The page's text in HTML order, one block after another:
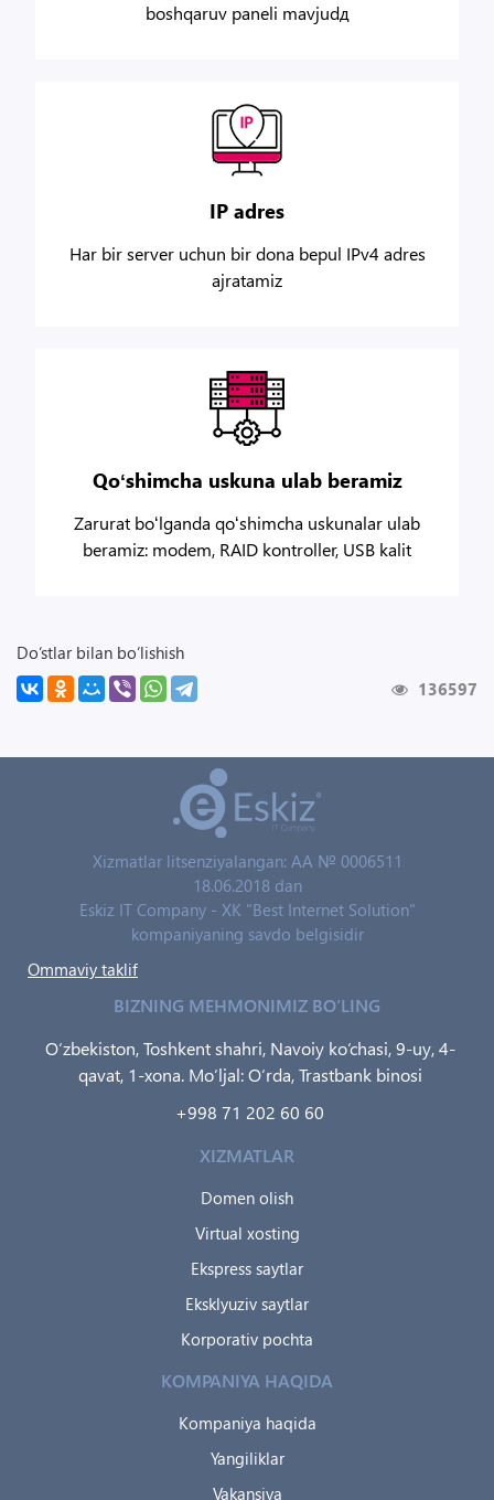
boshqaruv paneli mavjudд
IP adres
Har bir server uchun bir dona bepul IPv4 adres
ajratamiz
Qoʻshimcha uskuna ulab beramiz
Zarurat boʻlganda qoʻshimcha uskunalar ulab
beramiz: modem, RAID kontroller, USB kalit
Do‘stlar bilan bo‘lishish
136597
Xizmatlar litsenziyalangan: AA № 0006511
18.06.2018 dan
Eskiz IT Company - XK "Best Internet Solution"
kompaniyaning savdo belgisidir
Ommaviy taklif
BIZNING MEHMONIMIZ BO‘LING
O‘zbekiston, Toshkent shahri, Navoiy ko‘chasi, 9-uy, 4-
qavat, 1-xona. Mo‘ljal: O‘rda, Trastbank binosi
+998 71 202 60 60
XIZMATLAR
Domen olish
Virtual xosting
Ekspress saytlar
Eksklyuziv saytlar
Korporativ pochta
KOMPANIYA HAQIDA
Kompaniya haqida
Yangiliklar
Vakansiya